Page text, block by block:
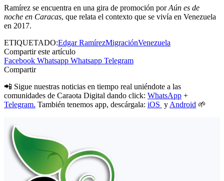
Ramírez se encuentra en una gira de promoción porAún es de
noche en Caracas, que relata el contexto que se vivía en Venezuela
en 2017.
ETIQUETADO:Edgar RamírezMigraciónVenezuela
Compartir este artículo
Facebook Whatsapp Whatsapp Telegram
Compartir
📲 Sigue nuestras noticias en tiempo real uniéndote a las
comunidades de Caraota Digital dando click: WhatsApp +
Telegram. También tenemos app, descárgala: iOS y Android 🌱